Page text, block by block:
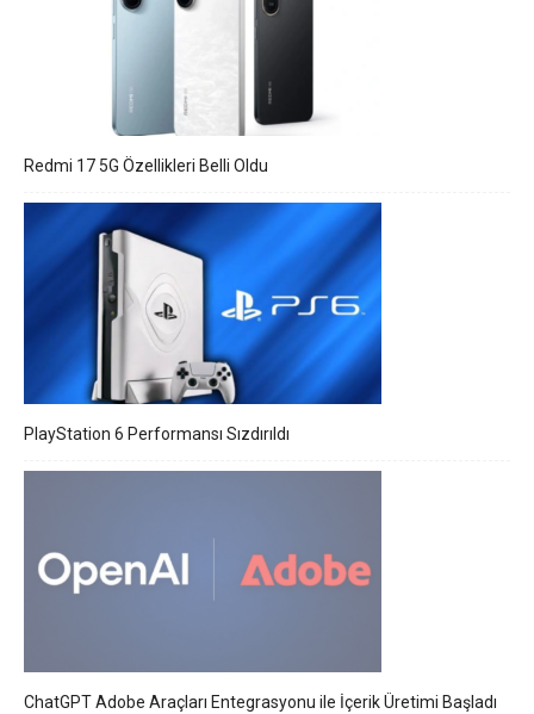
Redmi 17 5G Özellikleri Belli Oldu
PlayStation 6 Performansı Sızdırıldı
ChatGPT Adobe Araçları Entegrasyonu ile İçerik Üretimi Başladı